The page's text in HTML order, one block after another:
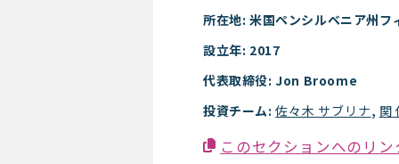
所在地: 米国ペンシルベニア州フ
設立年: 2017
代表取締役: Jon Broome
投資チーム:佐々木 サブリナ, 関
このセクションへのリ